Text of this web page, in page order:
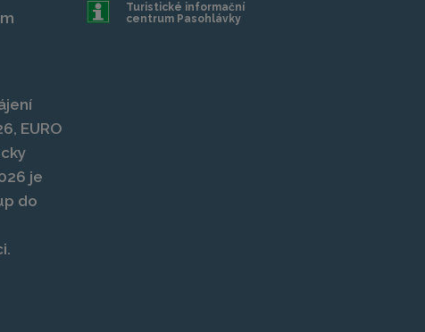
EURO
je
do
Turistické informační
centrum Pasohlávky